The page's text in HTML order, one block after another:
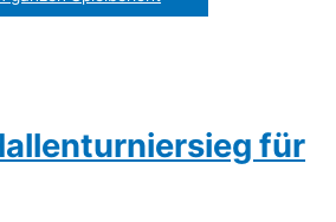
für